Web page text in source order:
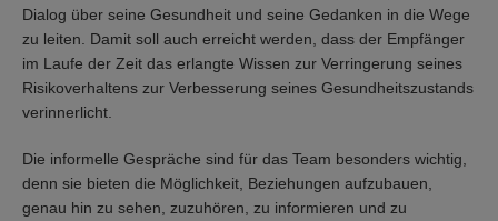
Dialog über seine Gesundheit und seine Gedanken in die Wege
zu leiten. Damit soll auch erreicht werden, dass der Empfänger
im Laufe der Zeit das erlangte Wissen zur Verringerung seines
Risikoverhaltens zur Verbesserung seines Gesundheitszustands
verinnerlicht.
Die informelle Gespräche sind für das Team besonders wichtig,
denn sie bieten die Möglichkeit, Beziehungen aufzubauen,
genau hin zu sehen, zuzuhören, zu informieren und zu